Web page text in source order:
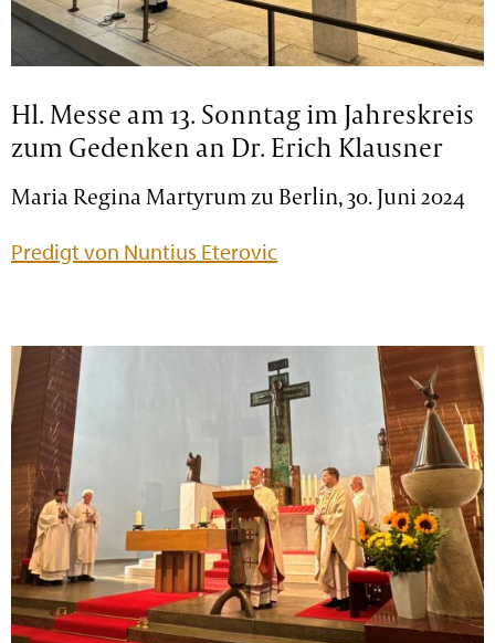
Hl. Messe am 13. Sonntag im Jahreskreis
zum Gedenken an Dr. Erich Klausner
Maria Regina Martyrum zu Berlin, 30. Juni 2024
Predigt von Nuntius Eterovic